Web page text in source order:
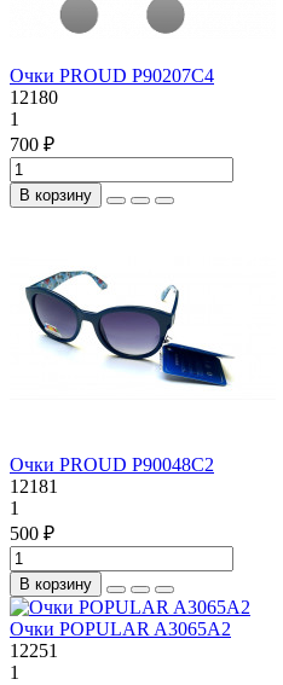
Очки PROUD P90207С4
12180
1
700 ₽
В корзину
Очки PROUD P90048C2
12181
1
500 ₽
В корзину
Очки POPULAR A3065А2
12251
1